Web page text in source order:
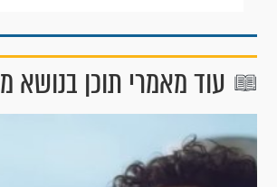
עוד מאמרי תוכן בנושא